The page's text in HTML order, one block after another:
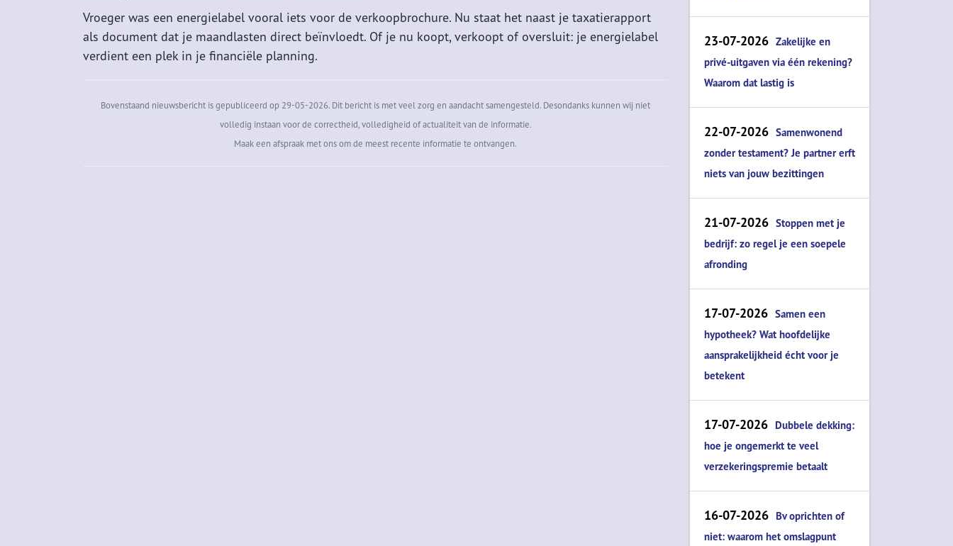
Vroeger was een energielabel vooral iets voor de verkoopbrochure. Nu staat het naast je taxatierapport
als document dat je maandlasten direct beïnvloedt. Of je nu koopt, verkoopt of oversluit: je energielabel
verdient een plek in je financiële planning.
Bovenstaand nieuwsbericht is gepubliceerd op 29-05-2026. Dit bericht is met veel zorg en aandacht samengesteld. Desondanks kunnen wij niet
volledig instaan voor de correctheid, volledigheid of actualiteit van de informatie.
Maak een afspraak met ons om de meest recente informatie te ontvangen.
23-07-2026 Zakelijke en
privé-uitgaven via één rekening?
Waarom dat lastig is
22-07-2026 Samenwonend
zonder testament? Je partner erft
niets van jouw bezittingen
21-07-2026 Stoppen met je
bedrijf: zo regel je een soepele
afronding
17-07-2026 Samen een
hypotheek? Wat hoofdelijke
aansprakelijkheid écht voor je
betekent
17-07-2026 Dubbele dekking:
hoe je ongemerkt te veel
verzekeringspremie betaalt
16-07-2026 Bv oprichten of
niet: waarom het omslagpunt